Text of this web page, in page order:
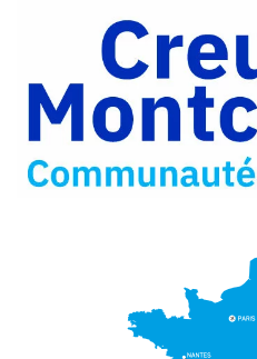
Facebook
Partager
Twitter
Partager
par
e-
mail